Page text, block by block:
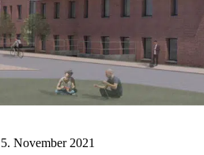
5. November 2021